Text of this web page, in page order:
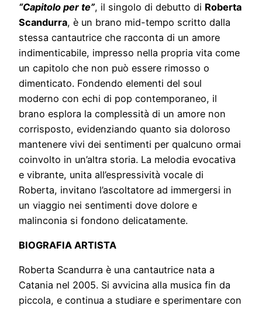
“Capitolo per te”, il singolo di debutto di Roberta
Scandurra, è un brano mid-tempo scritto dalla
stessa cantautrice che racconta di un amore
indimenticabile, impresso nella propria vita come
un capitolo che non può essere rimosso o
dimenticato. Fondendo elementi del soul
moderno con echi di pop contemporaneo, il
brano esplora la complessità di un amore non
corrisposto, evidenziando quanto sia doloroso
mantenere vivi dei sentimenti per qualcuno ormai
coinvolto in un’altra storia. La melodia evocativa
e vibrante, unita all’espressività vocale di
Roberta, invitano l’ascoltatore ad immergersi in
un viaggio nei sentimenti dove dolore e
malinconia si fondono delicatamente.
BIOGRAFIA ARTISTA
Roberta Scandurra è una cantautrice nata a
Catania nel 2005. Si avvicina alla musica fin da
piccola, e continua a studiare e sperimentare con